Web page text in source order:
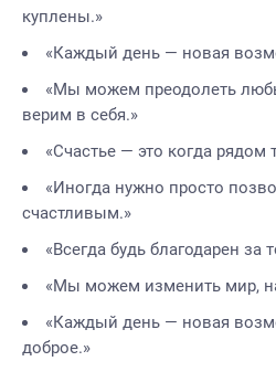
куплены.»
«Каждый день — новая
«Мы можем преодолеть
верим в себя.»
«Счастье — это когда рядом
«Иногда нужно просто
счастливым.»
«Всегда будь благодарен за
«Мы можем изменить мир,
«Каждый день — новая
доброе.»